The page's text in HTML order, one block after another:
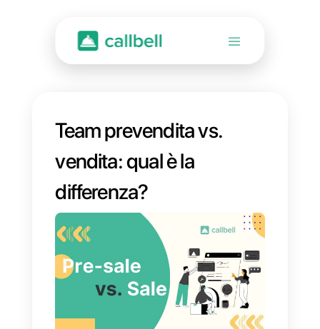
Team prevendita vs.
vendita: qual è la
differenza?